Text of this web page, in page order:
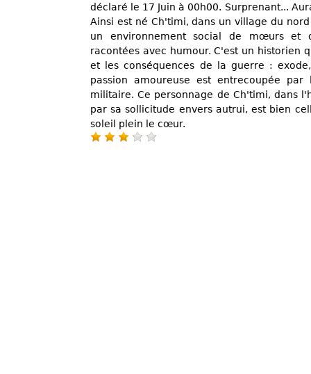
déclaré le 17 Juin à 00h00. Surprenant...
Ainsi est né Ch'timi, dans un village du
un environnement social de mœurs et
racontées avec humour. C'est un historien
et les conséquences de la guerre :
passion amoureuse est entrecoupée
militaire. Ce personnage de Ch'timi, dans
par sa sollicitude envers autrui, est bien
soleil plein le cœur.